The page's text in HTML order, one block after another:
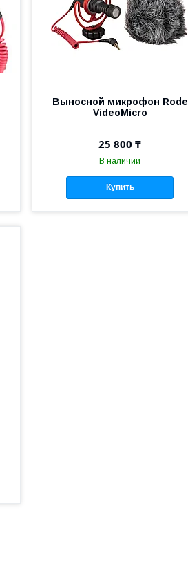
Выносной микрофон Rode
VideoMicro
25 800 ₸
В наличии
Купить